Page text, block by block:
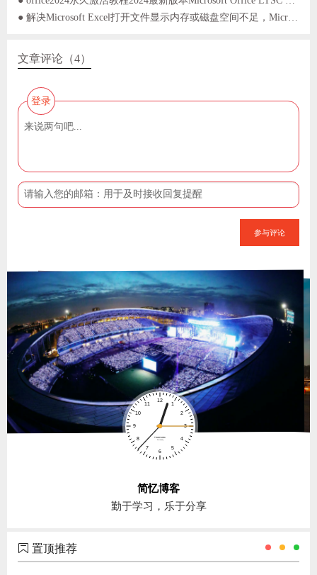
● 解决Microsoft Excel打开文件显示内存或磁盘空间不足，Microsoft Excel无法再次打开或保存任何文档问题
文章评论（4）
登录
参与评论
简忆博客
勤于学习，乐于分享
置顶推荐